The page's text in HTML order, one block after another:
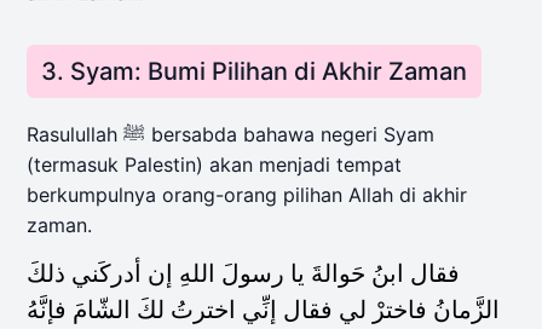
3. Syam: Bumi Pilihan di Akhir Zaman
Rasulullah ﷺ bersabda bahawa negeri Syam
(termasuk Palestin) akan menjadi tempat
berkumpulnya orang-orang pilihan Allah di akhir
zaman.
فقال ابنُ حَوالةَ يا رسولَ اللهِ إن أدركَني ذلكَ
الزَّمانُ فاخترْ لي فقال إنِّي اخترتُ لكَ الشّامَ فإنَّهُ